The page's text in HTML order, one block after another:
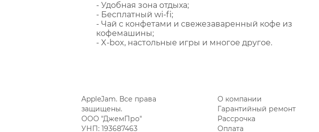
- Удобная зона отдыха;
- Бесплатный wi-fi;
- Чай с конфетами и свежезаваренный кофе из
кофемашины;
- X-box, настольные игры и многое другое.
AppleJam. Все права
защищены.
ООО "ДжемПро"
УНП: 193687463
О компании
Гарантийный ремонт
Рассрочка
Оплата